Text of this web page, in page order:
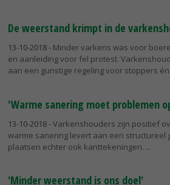
De weerstand krimpt in de
13-10-2018- Minder varkens was voor
en aanleiding voor fel protest.
aan een gunstige regeling voor stoppers
'Warme sanering moet problemen
13-10-2018- Varkenshouders zijn positief
warme sanering levert aan een structureel
plaatsen echter ook kanttekeningen.
'Minder weerstand is ons doel'